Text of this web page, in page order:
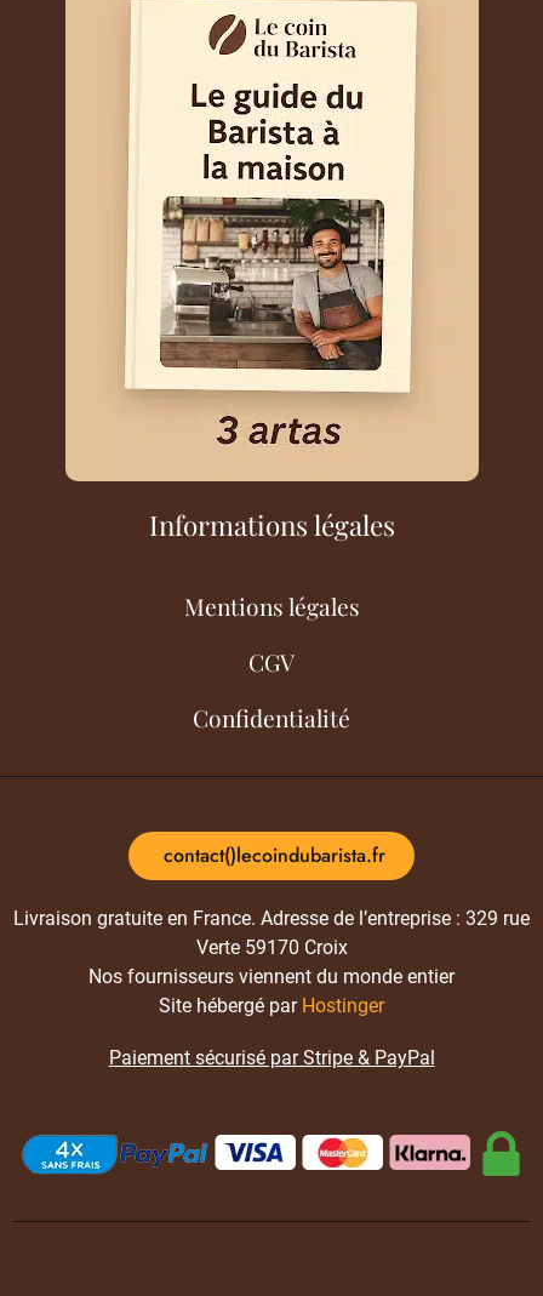
Informations légales
Mentions légales
CGV
Confidentialité
contact()lecoindubarista.fr
Livraison gratuite en France. Adresse de l’entreprise : 329 rue
Verte 59170 Croix
Nos fournisseurs viennent du monde entier
Site hébergé par Hostinger
Paiement sécurisé par Stripe & PayPal